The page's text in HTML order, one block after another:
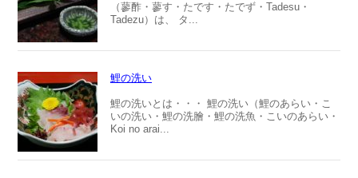
（蓼酢・蓼す・たです・たでず・Tadesu・
Tadezu）は、 タ...
鯉の洗い
鯉の洗いとは・・・ 鯉の洗い（鯉のあらい・こ
いの洗い・鯉の洗膾・鯉の洗魚・こいのあらい・
Koi no arai...